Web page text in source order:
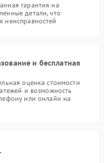
гарантия на
детали, что
неисправностей
и бесплатная
оценка стоимости
и возможность
или онлайн на